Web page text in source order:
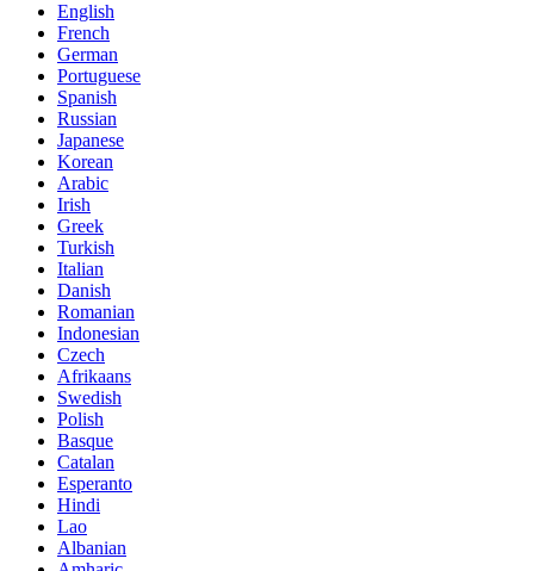
English
French
German
Portuguese
Spanish
Russian
Japanese
Korean
Arabic
Irish
Greek
Turkish
Italian
Danish
Romanian
Indonesian
Czech
Afrikaans
Swedish
Polish
Basque
Catalan
Esperanto
Hindi
Lao
Albanian